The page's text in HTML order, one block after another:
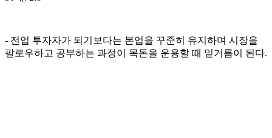
- 전업 투자자가 되기보다는 본업을 꾸준히 유지하며 시장을
팔로우하고 공부하는 과정이 목돈을 운용할 때 밑거름이 된다.